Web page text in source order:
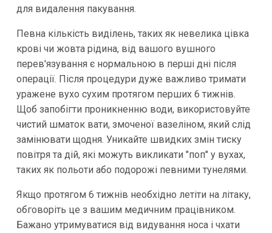
для видалення пакування.
Певна кількість виділень, таких як невелика цівка
крові чи жовта рідина, від вашого вушного
перев'язування є нормальною в перші дні після
операції. Після процедури дуже важливо тримати
уражене вухо сухим протягом перших 6 тижнів.
Щоб запобігти проникненню води, використовуйте
чистий шматок вати, змоченої вазеліном, який слід
замінювати щодня. Уникайте швидких змін тиску
повітря та дій, які можуть викликати "поп" у вухах,
таких як польоти або подорожі певними тунелями.
Якщо протягом 6 тижнів необхідно летіти на літаку,
обговоріть це з вашим медичним працівником.
Бажано утримуватися від видування носа і чхати